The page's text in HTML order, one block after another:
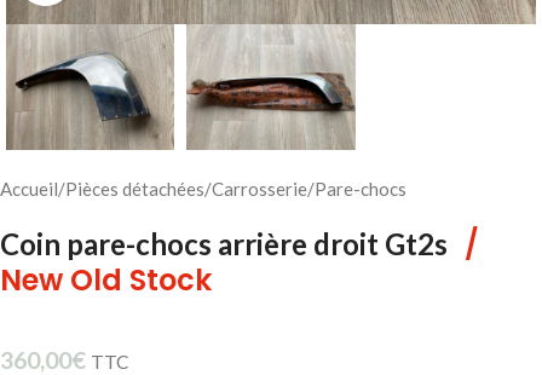
Accueil/Pièces détachées/Carrosserie/Pare-chocs
Coin pare-chocs arrière droit Gt2s /
New Old Stock
360,00€ TTC